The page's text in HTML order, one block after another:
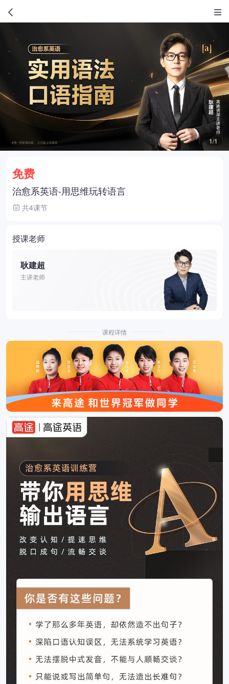
1/1
免费
治愈系英语-用思维玩转语言
共4课节
授课老师
耿建超
主讲老师
课程详情